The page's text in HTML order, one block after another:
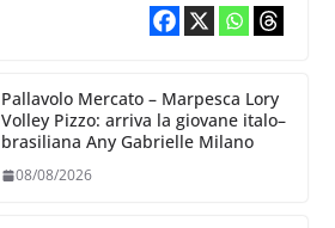
Pallavolo Mercato – Marpesca Lory
Volley Pizzo: arriva la giovane italo–
brasiliana Any Gabrielle Milano
08/08/2026